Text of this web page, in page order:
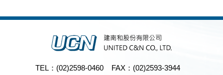
TEL：(02)2598-0460
FAX：(02)2593-3944